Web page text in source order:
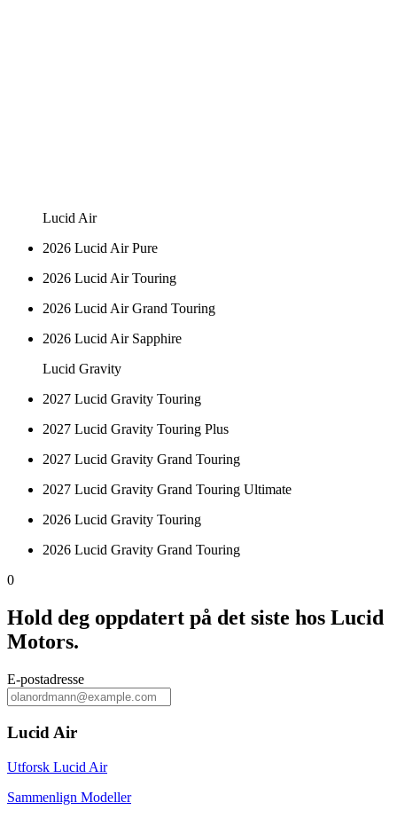
Lucid Air
2026 Lucid Air Pure
2026 Lucid Air Touring
2026 Lucid Air Grand Touring
2026 Lucid Air Sapphire
Lucid Gravity
2027 Lucid Gravity Touring
2027 Lucid Gravity Touring Plus
2027 Lucid Gravity Grand Touring
2027 Lucid Gravity Grand Touring Ultimate
2026 Lucid Gravity Touring
2026 Lucid Gravity Grand Touring
0
Hold deg oppdatert på det siste hos Lucid
Motors.
E‑postadresse
Lucid Air
Utforsk Lucid Air
Sammenlign Modeller